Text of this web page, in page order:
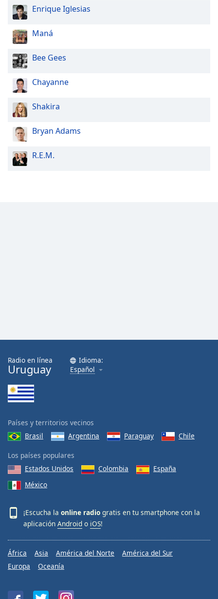
Enrique Iglesias
Maná
Bee Gees
Chayanne
Shakira
Bryan Adams
R.E.M.
Radio en línea
Uruguay
Idioma:
Español
Países y territorios vecinos
Brasil
Argentina Paraguay Chile
Los países populares
Estados Unidos
Colombia
España
México
¡Escucha la online radio gratis en tu smartphone con la
aplicación Android o iOS!
África Asia América del Norte
América del Sur
Europa
Oceanía